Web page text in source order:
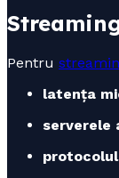
Pentru
latența
serverele